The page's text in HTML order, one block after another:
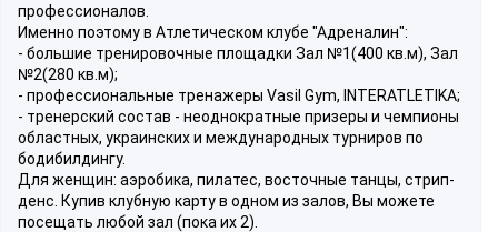
профессионалов.
Именно поэтому в Атлетическом клубе "Адреналин":
- большие тренировочные площадки Зал №1(400 кв.м), Зал
№2(280 кв.м);
- профессиональные тренажеры Vasil Gym, INTERATLETIKA;
- тренерский состав - неоднократные призеры и чемпионы
областных, украинских и международных турниров по
бодибилдингу.
Для женщин: аэробика, пилатес, восточные танцы, стрип-
денс. Купив клубную карту в одном из залов, Вы можете
посещать любой зал (пока их 2).